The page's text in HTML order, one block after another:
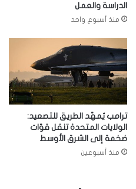
الدراسة والعمل
منذ أسبوع واحد
ترامب يُمهّد الطريق للتصعيد:
الولايات المتحدة تنقل قوّات
ضخمة إلى الشرق الأوسط
منذ أسبوعين